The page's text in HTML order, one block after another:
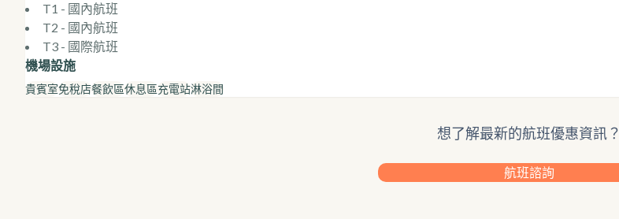
T1 - 國內航班
T2 - 國內航班
T3 - 國際航班
機場設施
貴賓室免稅店餐飲區休息區充電站淋浴間
想了解最新的航班優惠資訊？
航班諮詢